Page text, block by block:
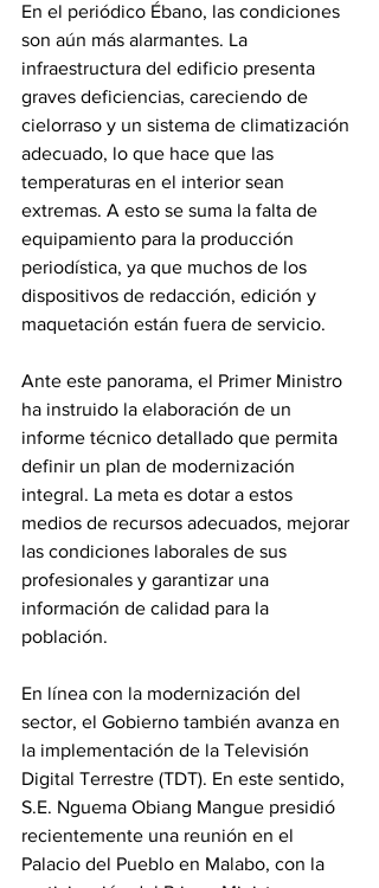
En el periódico Ébano, las condiciones
son aún más alarmantes. La
infraestructura del edificio presenta
graves deficiencias, careciendo de
cielorraso y un sistema de climatización
adecuado, lo que hace que las
temperaturas en el interior sean
extremas. A esto se suma la falta de
equipamiento para la producción
periodística, ya que muchos de los
dispositivos de redacción, edición y
maquetación están fuera de servicio.
Ante este panorama, el Primer Ministro
ha instruido la elaboración de un
informe técnico detallado que permita
definir un plan de modernización
integral. La meta es dotar a estos
medios de recursos adecuados, mejorar
las condiciones laborales de sus
profesionales y garantizar una
información de calidad para la
población.
En línea con la modernización del
sector, el Gobierno también avanza en
la implementación de la Televisión
Digital Terrestre (TDT). En este sentido,
S.E. Nguema Obiang Mangue presidió
recientemente una reunión en el
Palacio del Pueblo en Malabo, con la